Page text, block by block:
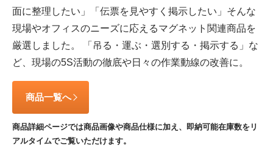
面に整理したい」「伝票を見やすく掲示したい」 そんな
現場やオフィスのニーズに応えるマグネット関連商品を
厳選しました。
「吊る・運ぶ・選別する・掲示する」な
ど、現場の5S活動の徹底や日々の作業動線の改善に。
商品一覧へ
商品詳細ページでは商品画像や商品仕様に加え、即納可能在庫数をリ
アルタイムでご覧いただけます。